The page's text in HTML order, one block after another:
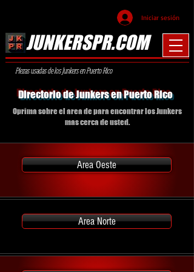
Iniciar sesión
JUNKERSPR.COM
Piezas usadas de los Junkers en Puerto Rico
Directorio de Junkers en Puerto Rico
Oprima sobre el area de para encontrar los Junkers
mas cerca de usted.
Area Oeste
Area Norte